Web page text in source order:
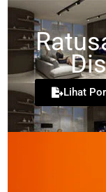
Lihat